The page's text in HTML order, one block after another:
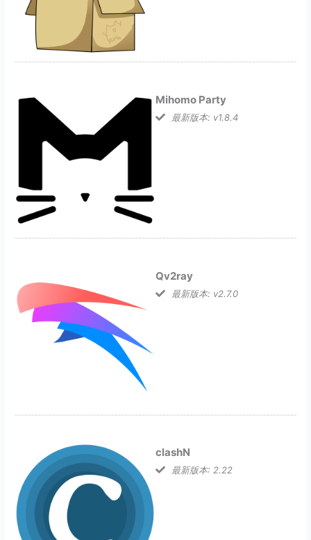
Mihomo Party
最新版本: v1.8.4
Qv2ray
最新版本: v2.7.0
clashN
最新版本: 2.22